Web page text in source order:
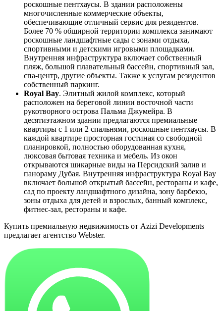
роскошные пентхаусы. В здании расположены
многочисленные коммерческие объекты,
обеспечивающие отличный сервис для резидентов.
Более 70 % обширной территории комплекса занимают
роскошные ландшафтные сады с зонами отдыха,
спортивными и детскими игровыми площадками.
Внутренняя инфраструктура включает собственный
пляж, большой плавательный бассейн, спортивный зал,
спа-центр, другие объекты. Также к услугам резидентов
собственный паркинг.
Royal Bay. Элитный жилой комплекс, который
расположен на береговой линии восточной части
рукотворного острова Пальма Джумейра. В
десятиэтажном здании предлагаются премиальные
квартиры с 1 или 2 спальнями, роскошные пентхаусы. В
каждой квартире просторная гостиная со свободной
планировкой, полностью оборудованная кухня,
люксовая бытовая техника и мебель. Из окон
открываются шикарные виды на Персидский залив и
панораму Дубая. Внутренняя инфраструктура Royal Bay
включает большой открытый бассейн, рестораны и кафе,
сад по проекту ландшафтного дизайна, зону барбекю,
зоны отдыха для детей и взрослых, банный комплекс,
фитнес-зал, рестораны и кафе.
Купить премиальную недвижимость от Azizi Developments
предлагает агентство Webster.